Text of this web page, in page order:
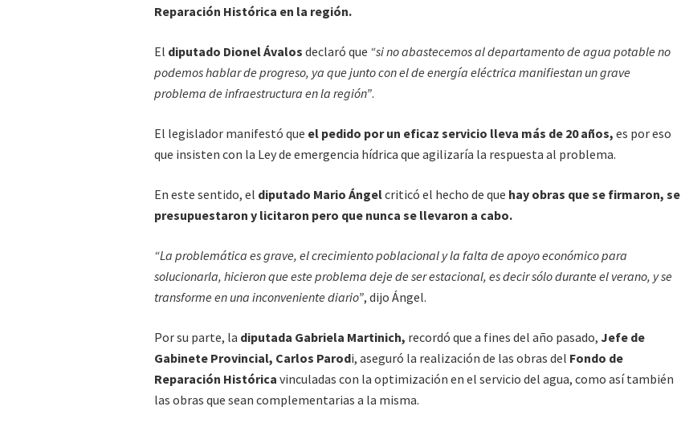
Reparación Histórica en la región.
El diputado Dionel Ávalos declaró que “si no abastecemos al departamento de agua potable no
podemos hablar de progreso, ya que junto con el de energía eléctrica manifiestan un grave
problema de infraestructura en la región”.
El legislador manifestó que el pedido por un eficaz servicio lleva más de 20 años, es por eso
que insisten con la Ley de emergencia hídrica que agilizaría la respuesta al problema.
En este sentido, el diputado Mario Ángelcriticó el hecho de que hay obras que se firmaron, se
presupuestaron y licitaron pero que nunca se llevaron a cabo.
“La problemática es grave, el crecimiento poblacional y la falta de apoyo económico para
solucionarla, hicieron que este problema deje de ser estacional, es decir sólo durante el verano, y se
transforme en una inconveniente diario”, dijo Ángel.
Por su parte, la diputada Gabriela Martinich, recordó que a fines del año pasado, Jefe de
Gabinete Provincial, Carlos Parodi, aseguró la realización de las obras del Fondo de
Reparación Histórica vinculadas con la optimización en el servicio del agua, como así también
las obras que sean complementarias a la misma.